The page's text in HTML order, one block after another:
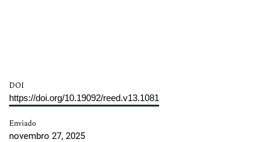
DOI
https://doi.org/10.19092/reed.v13.1081
Enviado
novembro 27, 2025